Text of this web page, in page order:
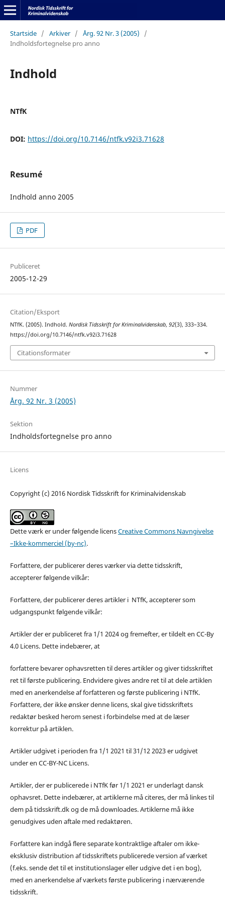
Startside / Arkiver / Årg. 92 Nr. 3 (2005)
/
Indholdsfortegnelse pro anno
Indhold
NTfK
DOI: https://doi.org/10.7146/ntfk.v92i3.71628
Resumé
Indhold anno 2005
PDF
Publiceret
2005-12-29
Citation/Eksport
NTfK. (2005). Indhold. Nordisk Tidsskrift for Kriminalvidenskab, 92(3), 333–334.
https://doi.org/10.7146/ntfk.v92i3.71628
Citationsformater
Nummer
Årg. 92 Nr. 3 (2005)
Sektion
Indholdsfortegnelse pro anno
Licens
Copyright (c) 2016 Nordisk Tidsskrift for Kriminalvidenskab
Dette værk er under følgende licensCreative Commons Navngivelse
–Ikke-kommerciel (by-nc).
Forfattere, der publicerer deres værker via dette tidsskrift,
accepterer følgende vilkår:
Forfattere, der publicerer deres artikler i NTfK, accepterer som
udgangspunkt følgende vilkår:
Artikler der er publiceret fra 1/1 2024 og fremefter, er tildelt en CC-By
4.0 Licens. Dette indebærer, at
forfattere bevarer ophavsretten til deres artikler og giver tidsskriftet
ret til første publicering. Endvidere gives andre ret til at dele artiklen
med en anerkendelse af forfatteren og første publicering i NTfK.
Forfattere, der ikke ønsker denne licens, skal give tidsskriftets
redaktør besked herom senest i forbindelse med at de læser
korrektur på artiklen.
Artikler udgivet i perioden fra 1/1 2021 til 31/12 2023 er udgivet
under en CC-BY-NC Licens.
Artikler, der er publicerede i NTfK før 1/1 2021 er underlagt dansk
ophavsret. Dette indebærer, at artiklerne må citeres, der må linkes til
dem på tidsskrift.dk og de må downloades. Artiklerne må ikke
genudgives uden aftale med redaktøren.
Forfattere kan indgå flere separate kontraktlige aftaler om ikke-
eksklusiv distribution af tidsskriftets publicerede version af værket
(f.eks. sende det til et institutionslager eller udgive det i en bog),
med en anerkendelse af værkets første publicering i nærværende
tidsskrift.